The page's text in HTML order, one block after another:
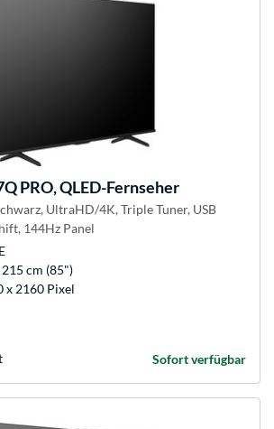
PRO, QLED-Fernseher
UltraHD/4K, Triple Tuner, USB
144Hz Panel
cm (85")
x 2160 Pixel
Sofort verfügbar